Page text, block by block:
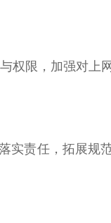
限，加强对上
责任，拓展规